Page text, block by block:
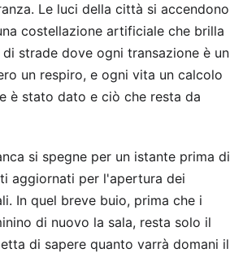
Le luci della città si accendono
costellazione artificiale che brilla
strade dove ogni transazione è un
un respiro, e ogni vita un calcolo
è stato dato e ciò che resta da
si spegne per un istante prima di
aggiornati per l'apertura dei
In quel breve buio, prima che i
di nuovo la sala, resta solo il
di sapere quanto varrà domani il